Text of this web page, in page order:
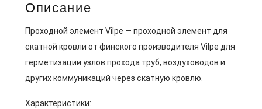
Описание
Проходной элемент Vilpe — проходной элемент для
скатной кровли от финского производителя Vilpe для
герметизации узлов прохода труб, воздуховодов и
других коммуникаций через скатную кровлю.
Характеристики: